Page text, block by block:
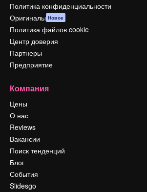
Политика конфиденциальности
Оригиналы Новое
Политика файлов cookie
Центр доверия
Партнеры
Предприятие
Компания
Цены
О нас
Reviews
Вакансии
Поиск тенденций
Блог
События
Slidesgo